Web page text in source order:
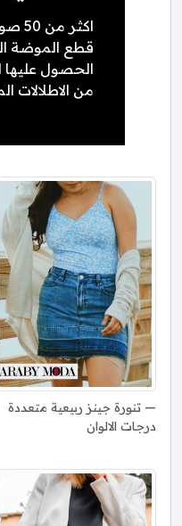
قطع الموضة
الحصول عليها
من الاطلالات
تنورة جينز ربيعية متعددة
درجات الالوان